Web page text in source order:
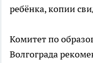
ребёнка, копии
Комитет по
Волгограда